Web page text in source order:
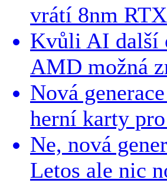
vrátí 8nm
Kvůli AI další
AMD možná
Nová
herní karty
Ne, nová
Letos ale nic